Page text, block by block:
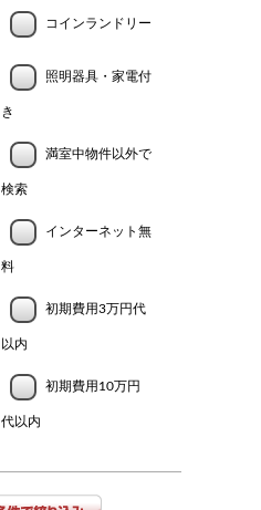
コインランドリー
照明器具・家電付
き
満室中物件以外で
検索
インターネット無
料
初期費用3万円代
以内
初期費用10万円
代以内